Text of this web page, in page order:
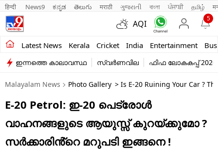
हिन्दी News9 ಕನ್ನಡ తెలుగు मराठी ગુજરાતી বাংলা ਪੰਜਾਬੀ தமிழ்
AQI
5
Latest News Kerala Cricket India Entertainment
Kerala
India
Entertainment
Business
Education
ഇന്നത്തെ കാലാവസ്ഥ സ്വർണവില ഫിഫ ലോകകപ്പ് 2026
Malayalam News Photo Gallery > Is E-20 Ruining Your Car ?
E-20 Petrol: ഇ-20 പെട്രോൾ
വാഹനങ്ങളുടെ ആയുസ്സ് കുറയ്ക്കുമോ ?
സർക്കാരിൻ്റെ മറുപടി ഇങ്ങനെ !